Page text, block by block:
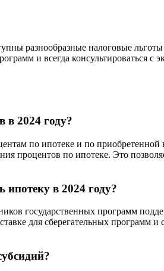
разнообразные налоговые
и всегда консультироваться
в 2024 году?
по ипотеке и по
процентов по ипотеке. Это
ипотеку в 2024 году?
государственных программ
для сберегательных программ и